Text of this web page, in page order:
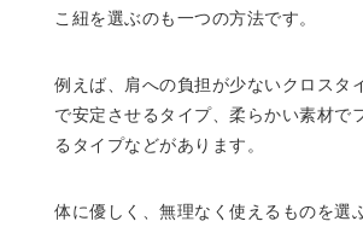
こ紐を選ぶのも一つの方法です。
例えば、肩への負担が少ないクロスタ
で安定させるタイプ、柔らかい素材で
るタイプなどがあります。
体に優しく、無理なく使えるものを選